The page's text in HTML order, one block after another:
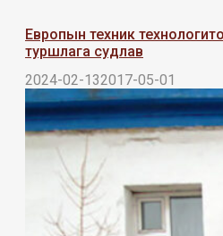
Европын техник
туршлага судлав
2024-02-132017-05-01